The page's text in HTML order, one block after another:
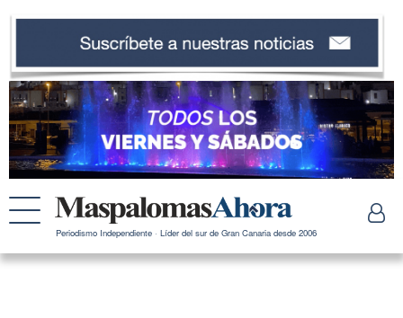
Periodismo Independiente · Líder del sur de Gran Canaria desde 2006